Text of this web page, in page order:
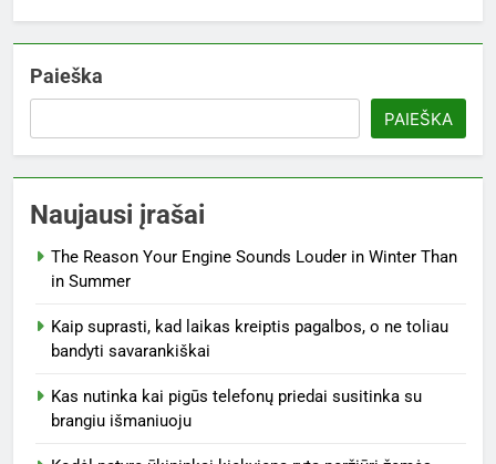
Paieška
PAIEŠKA
Naujausi įrašai
The Reason Your Engine Sounds Louder in Winter Than
in Summer
Kaip suprasti, kad laikas kreiptis pagalbos, o ne toliau
bandyti savarankiškai
Kas nutinka kai pigūs telefonų priedai susitinka su
brangiu išmaniuoju